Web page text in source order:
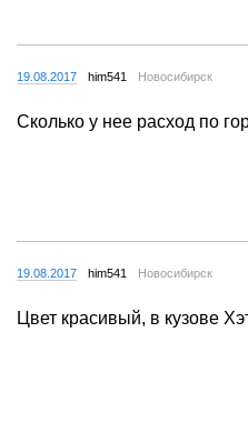
19.08.2017 him541 Новосибирск
Сколько у нее расход по
19.08.2017 him541 Новосибирск
Цвет красивый, в кузове